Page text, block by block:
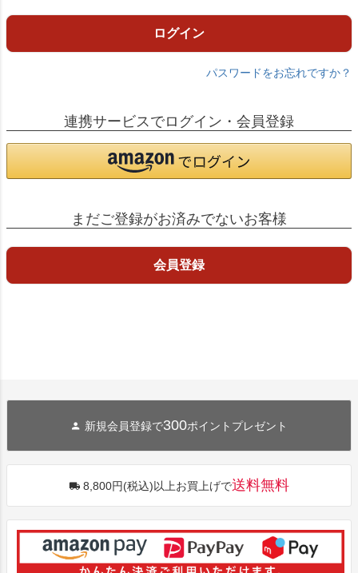
ログイン
パスワードをお忘れですか？
連携サービスでログイン・会員登録
まだご登録がお済みでないお客様
会員登録
新規会員登録で300ポイントプレゼント
8,800円(税込)以上お買上げで送料無料